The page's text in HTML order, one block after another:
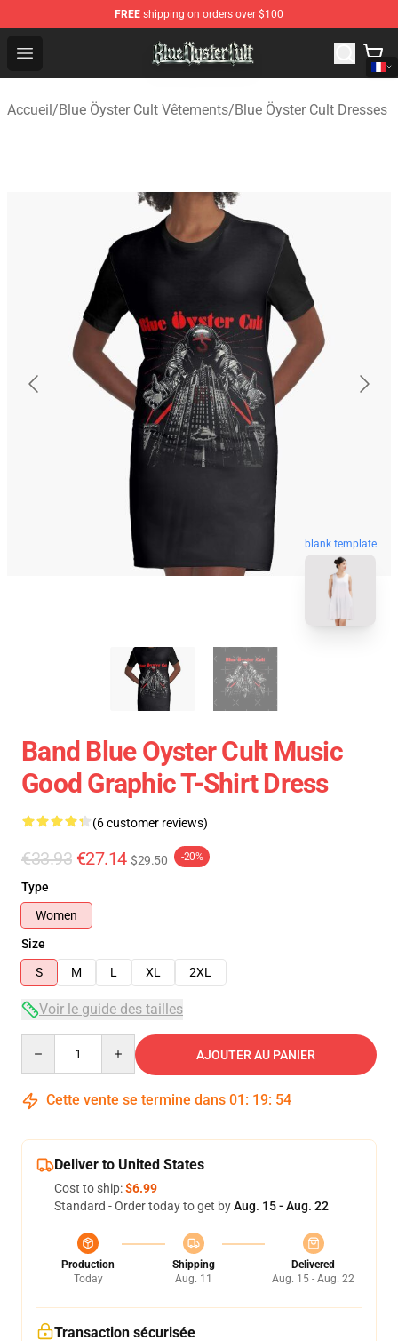
FREE shipping on orders over $100
Open menu
Blue Öyster Cult Store - Official Blue Öyster Cult
Accueil/Blue Öyster Cult Vêtements/Blue Öyster Cult Dresses
blank template
Band Blue Oyster Cult Music
Good Graphic T-Shirt Dress
(6 customer reviews)
€33.93 €27.14 $29.50 -20%
Type
Women
Size
S
M L XL 2XL
Voir le guide des tailles
AJOUTER AU PANIER
Cette vente se termine dans 01 : 19: 54
Deliver to United States
Cost to ship:$6.99
Standard - Order today to get byAug. 15 - Aug. 22
Production
Today
Shipping
Aug. 11
Delivered
Aug. 15 - Aug. 22
Transaction sécurisée